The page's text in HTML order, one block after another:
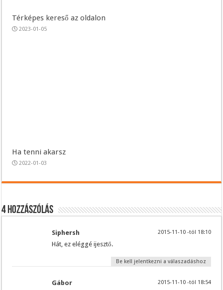
Térképes kereső az oldalon
2023-01-05
Ha tenni akarsz
2022-01-03
4 hozzászólás
Siphersh 2015-11-10 -tól 18:10
Hát, ez eléggé ijesztő.
Be kell jelentkezni a válaszadáshoz
Gábor 2015-11-10 -tól 18:54